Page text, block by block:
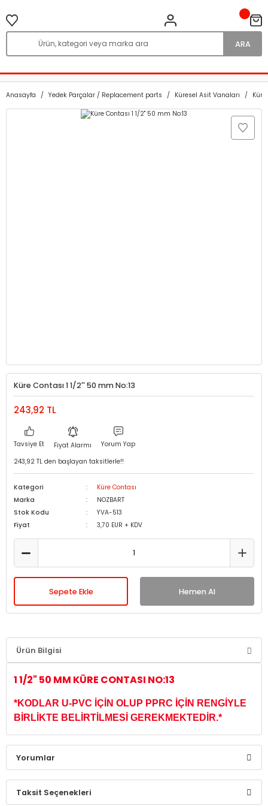
ARA
Anasayfa Yedek Parçalar / Replacement parts Küresel Asit Vanaları
Küre Contası 1 1/2'' 50 mm No:13
243,92 TL
Tavsiye Et Fiyat Alarmı
Yorum Yap
243,92 TL den başlayan taksitlerle!!
Kategori
Küre Contası
Marka
NOZBART
Stok Kodu
YVA-513
Fiyat
3,70 EUR + KDV
Sepete Ekle Hemen Al
Ürün Bilgisi
1 1/2" 50 MM KÜRE CONTASI NO:13
*KODLAR U-PVC İÇİN OLUP PPRC İÇİN RENGİYLE
BİRLİKTE BELİRTİLMESİ GEREKMEKTEDİR.*
Yorumlar
Taksit Seçenekleri